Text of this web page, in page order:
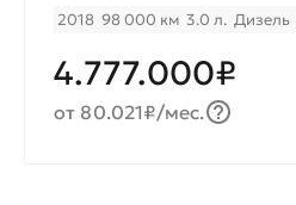
2018 98 000 км 3.0 л. Дизель
4.777.000₽
от 80.021₽/мес.